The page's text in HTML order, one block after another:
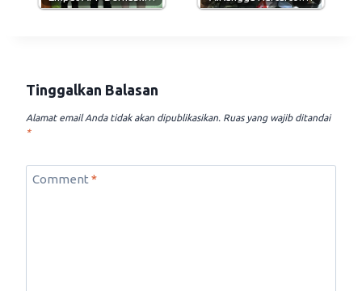
Tinggalkan Balasan
Alamat email Anda tidak akan dipublikasikan. Ruas yang wajib ditandai
*
Comment *